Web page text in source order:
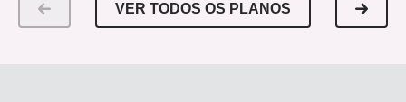
VER TODOS OS PLANOS